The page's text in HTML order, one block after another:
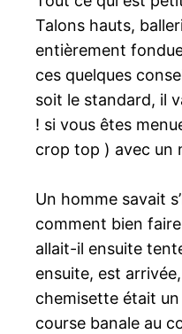
Talons hauts,
entièrement
ces quelques
soit le standard, il
! si vous êtes
crop top ) avec un
Un homme savait
comment bien
allait-il ensuite
ensuite, est
chemisette était
course banale au